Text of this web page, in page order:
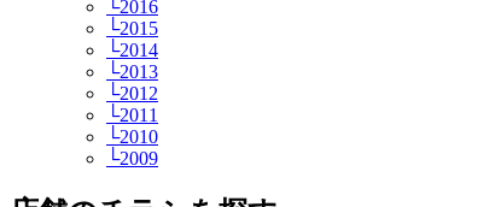
└2016
└2015
└2014
└2013
└2012
└2011
└2010
└2009